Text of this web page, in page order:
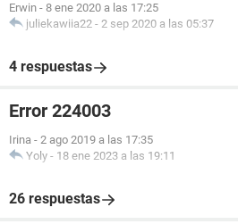
Erwin - 8 ene 2020 a las 17:25
juliekawiia22 - 2 sep 2020 a las 05:37
4 respuestas
Error 224003
Irina - 2 ago 2019 a las 17:35
Yoly - 18 ene 2023 a las 19:11
26 respuestas